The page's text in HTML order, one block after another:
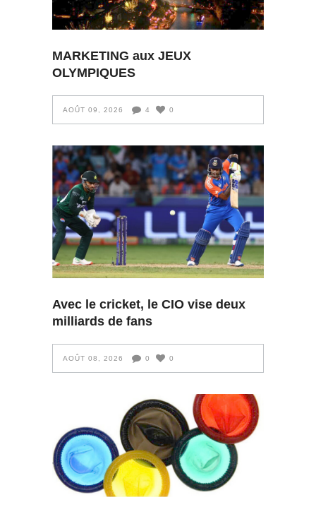
MARKETING aux JEUX
OLYMPIQUES
AOÛT 09, 2026 4 0
Avec le cricket, le CIO vise deux
milliards de fans
AOÛT 08, 2026 0 0